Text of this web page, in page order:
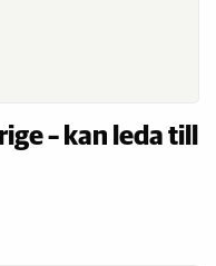
– kan leda till